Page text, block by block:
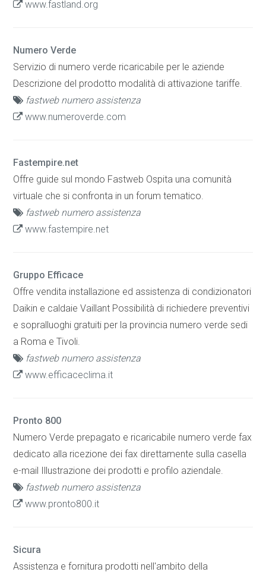
www.fastland.org
Numero Verde
Servizio di numero verde ricaricabile per le aziende
Descrizione del prodotto modalità di attivazione tariffe.
fastweb numero assistenza
www.numeroverde.com
Fastempire.net
Offre guide sul mondo Fastweb Ospita una comunità
virtuale che si confronta in un forum tematico.
fastweb numero assistenza
www.fastempire.net
Gruppo Efficace
Offre vendita installazione ed assistenza di condizionatori
Daikin e caldaie Vaillant Possibilità di richiedere preventivi
e sopralluoghi gratuiti per la provincia numero verde sedi
a Roma e Tivoli.
fastweb numero assistenza
www.efficaceclima.it
Pronto 800
Numero Verde prepagato e ricaricabile numero verde fax
dedicato alla ricezione dei fax direttamente sulla casella
e-mail Illustrazione dei prodotti e profilo aziendale.
fastweb numero assistenza
www.pronto800.it
Sicura
Assistenza e fornitura prodotti nell'ambito della